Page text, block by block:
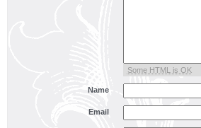
Some HTML is OK
Name
Email